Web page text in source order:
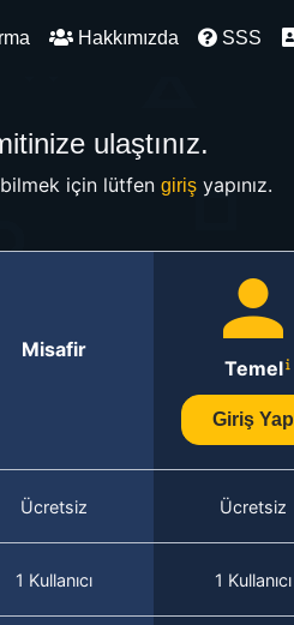
Hakkımızda SSS
ulaştınız.
için lütfen girişyapınız.
Misafir
Temel
Giriş Yap
Ücretsiz Ücretsiz
1 Kullanıcı 1 Kullanıcı